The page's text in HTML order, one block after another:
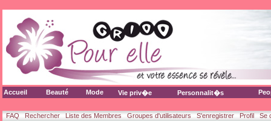
Accueil Beauté Mode Vie priv�e Personnalit�s
FAQ Rechercher Liste des Membres Groupes d'utilisateurs S'enregistrer Profil Se